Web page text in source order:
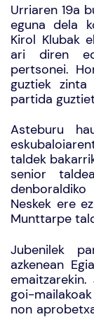
Urriaren 19a
eguna dela
Kirol Klubak
ari diren
pertsonei.
guztiek
partida
Asteburu
taldek
senior
Neskek ere
Munttarpe
Jubenilek
azkenean
goi-
non